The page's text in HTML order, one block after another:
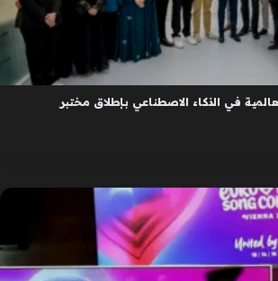
في الذكاء الاصطناعي بإطلاق مختبر